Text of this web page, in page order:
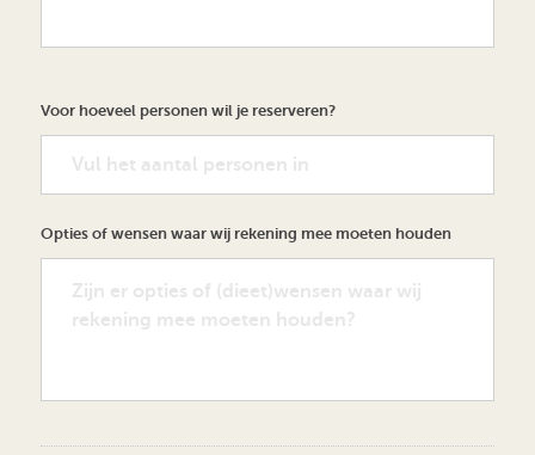
Voor hoeveel personen wil je reserveren?
Opties of wensen waar wij rekening mee moeten houden